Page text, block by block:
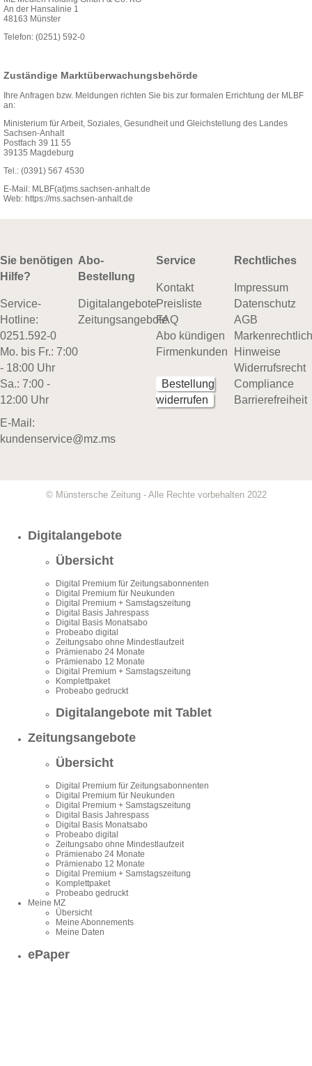
An der Hansalinie 1
48163 Münster
Telefon: (0251) 592-0
Zuständige Marktüberwachungsbehörde
Ihre Anfragen bzw. Meldungen richten Sie bis zur formalen Errichtung der MLBF
an:
Ministerium für Arbeit, Soziales, Gesundheit und Gleichstellung des Landes
Sachsen-Anhalt
Postfach 39 11 55
39135 Magdeburg
Tel.: (0391) 567 4530
E-Mail: MLBF(at)ms.sachsen-​anhalt.de
Web: https://ms.sachsen-anhalt.de
Sie benötigen
Hilfe?
Service-
Hotline:
0251.592-0
Mo. bis Fr.: 7:00
- 18:00 Uhr
Sa.: 7:00 -
12:00 Uhr
E-Mail:
kundenservice@mz.ms
Abo-
Bestellung
Digitalangebote
Zeitungsangebote
Service
Kontakt
Preisliste
FAQ
Abo kündigen
Firmenkunden
Bestellung
widerrufen
Rechtliches
Impressum
Datenschutz
AGB
Hinweise
Widerrufsrecht
Compliance
Barrierefreiheit
© Münstersche Zeitung - Alle Rechte vorbehalten 2022
Digitalangebote
Übersicht
Digital Premium für Zeitungsabonnenten
Digital Premium für Neukunden
Digital Premium + Samstagszeitung
Digital Basis Jahrespass
Digital Basis Monatsabo
Probeabo digital
Zeitungsabo ohne Mindestlaufzeit
Prämienabo 24 Monate
Prämienabo 12 Monate
Digital Premium + Samstagszeitung
Komplettpaket
Probeabo gedruckt
Digitalangebote mit Tablet
Zeitungsangebote
Übersicht
Digital Premium für Zeitungsabonnenten
Digital Premium für Neukunden
Digital Premium + Samstagszeitung
Digital Basis Jahrespass
Digital Basis Monatsabo
Probeabo digital
Zeitungsabo ohne Mindestlaufzeit
Prämienabo 24 Monate
Prämienabo 12 Monate
Digital Premium + Samstagszeitung
Komplettpaket
Probeabo gedruckt
Meine MZ
Übersicht
Meine Abonnements
Meine Daten
ePaper